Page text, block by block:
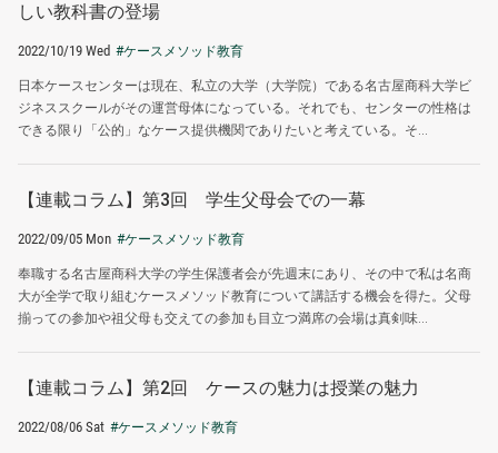
しい教科書の登場
2022/10/19 Wed #ケースメソッド教育
日本ケースセンターは現在、私立の大学（大学院）である名古屋商科大学ビ
ジネススクールがその運営母体になっている。それでも、センターの性格は
できる限り「公的」なケース提供機関でありたいと考えている。そ...
【連載コラム】第3回 学生父母会での一幕
2022/09/05 Mon #ケースメソッド教育
奉職する名古屋商科大学の学生保護者会が先週末にあり、その中で私は名商
大が全学で取り組むケースメソッド教育について講話する機会を得た。父母
揃っての参加や祖父母も交えての参加も目立つ満席の会場は真剣味...
【連載コラム】第2回 ケースの魅力は授業の魅力
2022/08/06 Sat #ケースメソッド教育